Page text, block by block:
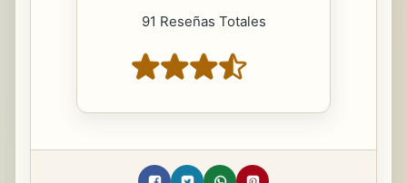
91 Reseñas Totales